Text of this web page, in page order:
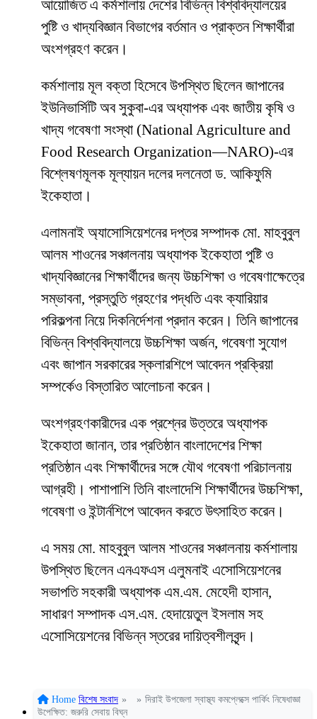
আয়োজিত এ কর্মশালায় দেশের বিভিন্ন বিশ্ববিদ্যালয়ের
পুষ্টি ও খাদ্যবিজ্ঞান বিভাগের বর্তমান ও প্রাক্তন শিক্ষার্থীরা
অংশগ্রহণ করেন।
কর্মশালায় মূল বক্তা হিসেবে উপস্থিত ছিলেন জাপানের
ইউনিভার্সিটি অব সুকুবা-এর অধ্যাপক এবং জাতীয় কৃষি ও
খাদ্য গবেষণা সংস্থা (National Agriculture and
Food Research Organization—NARO)-এর
বিশ্লেষণমূলক মূল্যায়ন দলের দলনেতা ড. আকিফুমি
ইকেহাতা।
এলামনাই অ্যাসোসিয়েশনের দপ্তর সম্পাদক মো. মাহবুবুল
আলম শাওনের সঞ্চালনায় অধ্যাপক ইকেহাতা পুষ্টি ও
খাদ্যবিজ্ঞানের শিক্ষার্থীদের জন্য উচ্চশিক্ষা ও গবেষণাক্ষেত্রে
সম্ভাবনা, প্রস্তুতি গ্রহণের পদ্ধতি এবং ক্যারিয়ার
পরিকল্পনা নিয়ে দিকনির্দেশনা প্রদান করেন। তিনি জাপানের
বিভিন্ন বিশ্ববিদ্যালয়ে উচ্চশিক্ষা অর্জন, গবেষণা সুযোগ
এবং জাপান সরকারের স্কলারশিপে আবেদন প্রক্রিয়া
সম্পর্কেও বিস্তারিত আলোচনা করেন।
অংশগ্রহণকারীদের এক প্রশ্নের উত্তরে অধ্যাপক
ইকেহাতা জানান, তার প্রতিষ্ঠান বাংলাদেশের শিক্ষা
প্রতিষ্ঠান এবং শিক্ষার্থীদের সঙ্গে যৌথ গবেষণা পরিচালনায়
আগ্রহী। পাশাপাশি তিনি বাংলাদেশি শিক্ষার্থীদের উচ্চশিক্ষা,
গবেষণা ও ইন্টার্নশিপে আবেদন করতে উৎসাহিত করেন।
এ সময় মো. মাহবুবুল আলম শাওনের সঞ্চালনায় কর্মশালায়
উপস্থিত ছিলেন এনএফএস এলুমনাই এসোসিয়েশনের
সভাপতি সহকারী অধ্যাপক এম.এম. মেহেদী হাসান,
সাধারণ সম্পাদক এস.এম. হেদায়েতুল ইসলাম সহ
এসোসিয়েশনের বিভিন্ন স্তরের দায়িত্বশীলবৃন্দ।
Home বিশেষ সংবাদ » » দিরাই উপজেলা স্বাস্থ্য কমপ্লেক্সে পার্কিং নিষেধাজ্ঞা
উপেক্ষিত: জরুরি সেবায় বিঘ্ন